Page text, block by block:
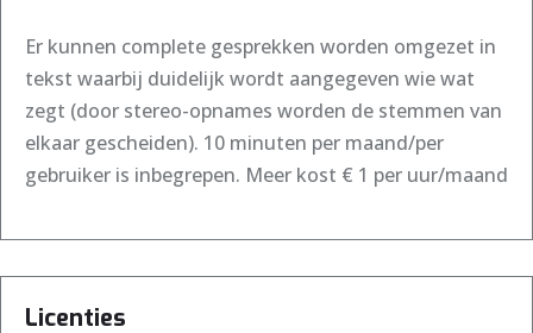
Er kunnen complete gesprekken worden omgezet in
tekst waarbij duidelijk wordt aangegeven wie wat
zegt (door stereo-opnames worden de stemmen van
elkaar gescheiden). 10 minuten per maand/per
gebruiker is inbegrepen. Meer kost € 1 per uur/maand
Licenties